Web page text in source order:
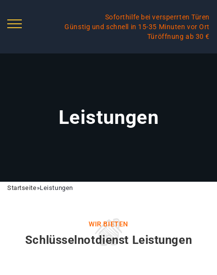
Soforthilfe bei versperrten Türen
Günstig und schnell in 15-35 Minuten vor Ort
Türöffnung ab 30 €
Leistungen
Startseite»Leistungen
WIR BIETEN
Schlüsselnotdienst Leistungen